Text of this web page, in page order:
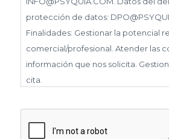
protección de datos:
Finalidades: Gestionar la potencial
comercial/profesional. Atender las
información que nos solicita.
cita.
los artículos 15 a 22 del RGPD, de
supresión, portabilidad, limitación,